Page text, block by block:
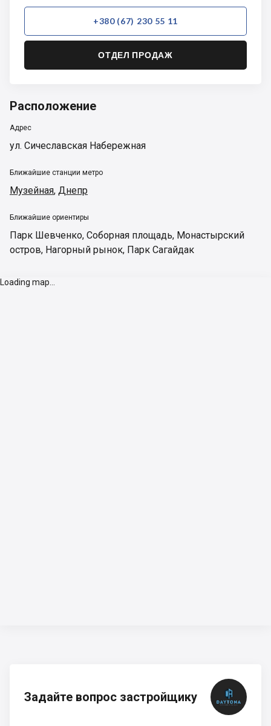
+380 (67) 230 55 11
ОТДЕЛ ПРОДАЖ
Расположение
Адрес
ул. Сичеславская Набережная
Ближайшие станции метро
Музейная, Днепр
Ближайшие ориентиры
Парк Шевченко, Соборная площадь, Монастырский
остров, Нагорный рынок, Парк Сагайдак
Loading map...
Задайте вопрос застройщику